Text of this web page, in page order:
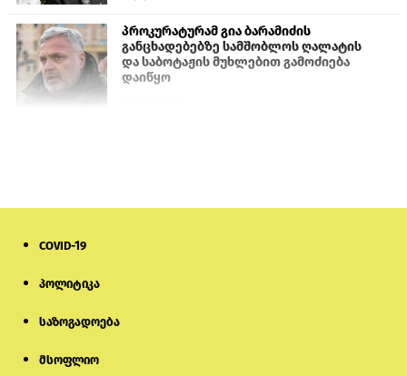
პროკურატურამ გია ბარამიძის
განცხადებებზე სამშობლოს ღალატის
და საბოტაჟის მუხლებით გამოძიება
დაიწყო
COVID-19
პოლიტიკა
საზოგადოება
მსოფლიო